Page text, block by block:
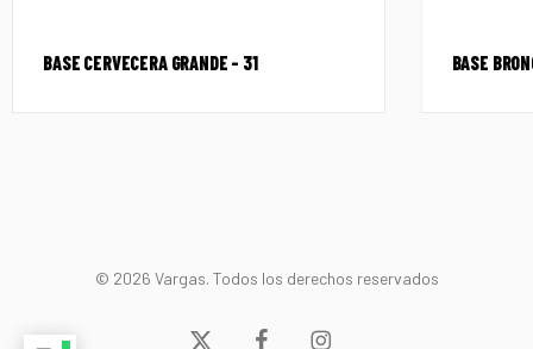
BASE CERVECERA GRANDE – 31 BASE
© 2026 Vargas. Todos los derechos reservados
x- facebookinstagram